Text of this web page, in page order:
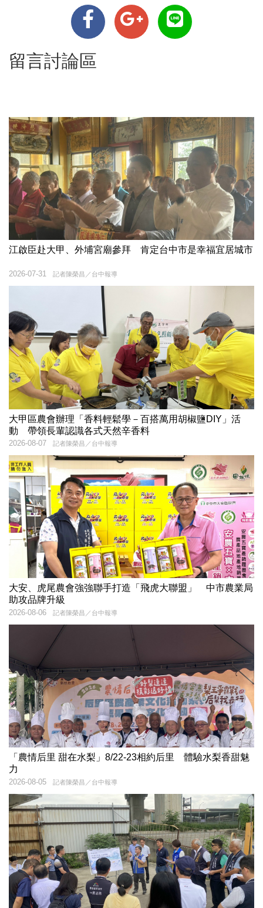
留言討論區
江啟臣赴大甲、外埔宮廟參拜 肯定台中市是幸福宜居城市
記者陳榮昌／台中報導
2026-07-31
大甲區農會辦理「香料輕鬆學－百搭萬用胡椒鹽DIY」活
動 帶領長輩認識各式天然辛香料
記者陳榮昌／台中報導
2026-08-07
大安、虎尾農會強強聯手打造「飛虎大聯盟」 中市農業局
助攻品牌升級
記者陳榮昌／台中報導
2026-08-06
「農情后里 甜在水梨」8/22-23相約后里 體驗水梨香甜魅
力
記者陳榮昌／台中報導
2026-08-05